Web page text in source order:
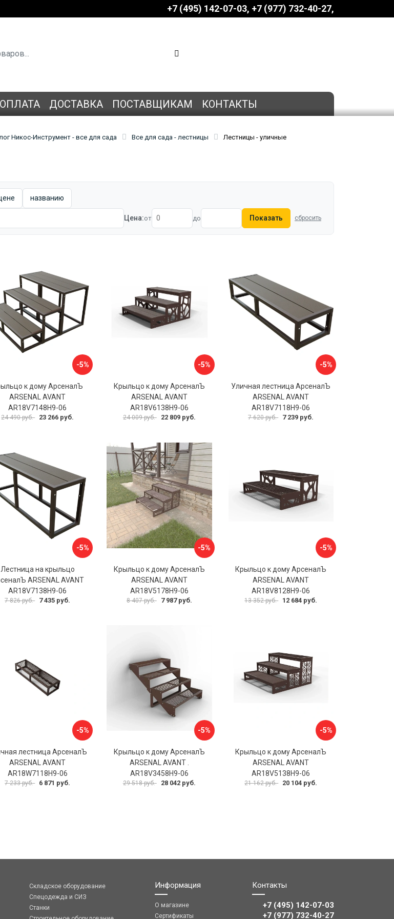
+7 (495) 142-07-03 ‎‎+7 (977) 732-40-27
ОПЛАТА ДОСТАВКА ПОСТАВЩИКАМ КОНТАКТЫ
Никос-Инструмент - все для сада Все для сада - лестницы Лестницы - уличные
названию
Цена:от до Показать сбросить
-5%
к дому АрсеналЪ
ARSENAL AVANT
AR18V7148H9-06
24 490 руб. 23 266 руб.
-5%
Крыльцо к дому АрсеналЪ
ARSENAL AVANT
AR18V6138H9-06
24 009 руб. 22 809 руб.
-5%
Уличная лестница АрсеналЪ
ARSENAL AVANT
AR18V7118H9-06
7 620 руб. 7 239 руб.
-5%
Лестница на крыльцо
ARSENAL AVANT
AR18V7138H9-06
7 826 руб. 7 435 руб.
-5%
Крыльцо к дому АрсеналЪ
ARSENAL AVANT
AR18V5178H9-06
8 407 руб. 7 987 руб.
-5%
Крыльцо к дому АрсеналЪ
ARSENAL AVANT
AR18V8128H9-06
13 352 руб. 12 684 руб.
-5%
лестница АрсеналЪ
ARSENAL AVANT
AR18W7118H9-06
7 233 руб. 6 871 руб.
-5%
Крыльцо к дому АрсеналЪ
ARSENAL AVANT .
AR18V3458H9-06
29 518 руб. 28 042 руб.
-5%
Крыльцо к дому АрсеналЪ
ARSENAL AVANT
AR18V5138H9-06
21 162 руб. 20 104 руб.
Складское оборудование
Спецодежда и СИЗ
Станки
Информация
О магазине
Сертификаты
Контакты
+7 (495) 142-07-03
‎‎+7 (977) 732-40-27